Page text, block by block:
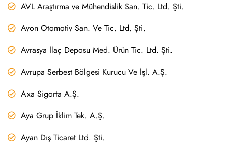
AVL Araştırma ve Mühendislik San. Tic. Ltd. Şti.
Avon Otomotiv San. Ve Tic. Ltd. Şti.
Avrasya İlaç Deposu Med. Ürün Tic. Ltd. Şti.
Avrupa Serbest Bölgesi Kurucu Ve İşl. A.Ş.
Axa Sigorta A.Ş.
Aya Grup İklim Tek. A.Ş.
Ayan Dış Ticaret Ltd. Şti.